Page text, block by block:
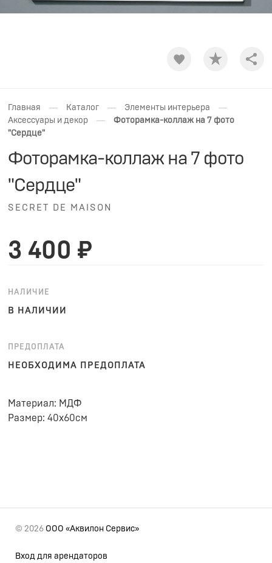
Главная — Каталог — Элементы интерьера —
Аксессуары и декор —
Фоторамка-коллаж на 7 фото
"Сердце"
Фоторамка-коллаж на 7 фото
"Сердце"
SECRET DE MAISON
3 400 ₽
НАЛИЧИЕ
В НАЛИЧИИ
ПРЕДОПЛАТА
НЕОБХОДИМА ПРЕДОПЛАТА
Материал: МДФ
Размер: 40х60см
© 2026 ООО «Аквилон Сервис»
Вход для арендаторов